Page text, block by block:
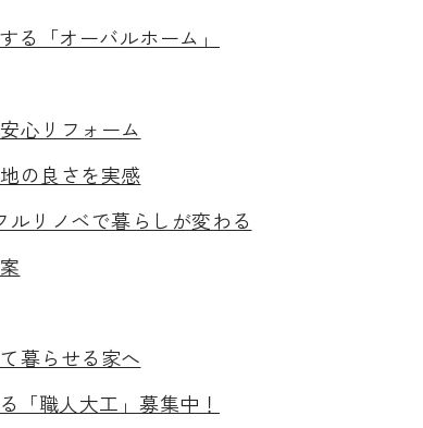
る「オーバルホーム」
心リフォーム
の良さを実感
リノベで暮らしが変わる
暮らせる家へ
「職人大工」募集中！